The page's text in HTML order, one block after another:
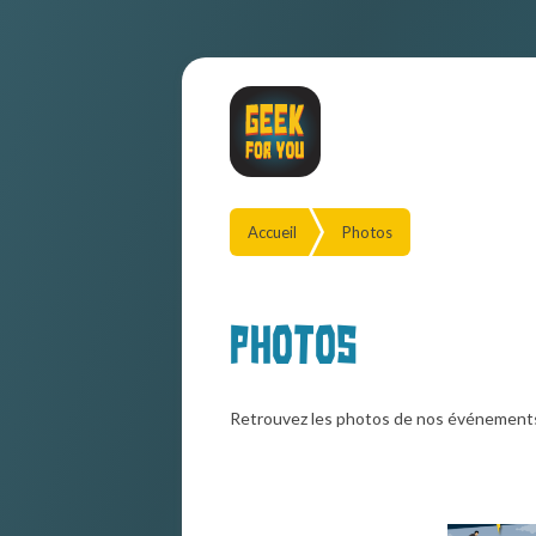
Accueil Photos
Photos
Retrouvez les photos de nos